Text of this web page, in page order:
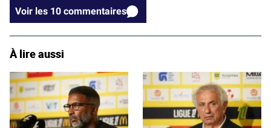
Voir les 10 commentaires
À lire aussi